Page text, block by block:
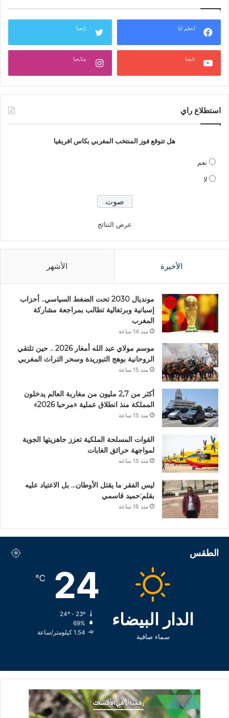
انظم لنا تابعنا
تابعنا متابعنا
استطلاع راي
هل تتوقع فوز المنتخب المغربي بكاس افريقيا
نعم
لا
عرض النتائج
الأخيرة الأشهر
مونديال 2030 تحت الضغط السياسي.. أحزاب
إسبانية وبرتغالية تطالب بمراجعة مشاركة
المغرب
منذ 14 ساعة
موسم مولاي عبد الله أمغار 2026 .. حين تلتقي
الروحانية بوهج التبوريدة وسحر التراث المغربي
منذ 15 ساعة
أكثر من 2,7 مليون من مغاربة العالم يدخلون
المملكة منذ انطلاق عملية «مرحبا 2026»
منذ 15 ساعة
القوات المسلحة الملكية تعزز جاهزيتها الجوية
لمواجهة حرائق الغابات
منذ 15 ساعة
ليس الفقر ما يقتل الأوطان… بل الاعتياد عليه
بقلم:حميد قاسمي
منذ 16 ساعة
الطقس
الدار البيضاء
سماء صافية
24
℃
69%
1.54 كيلومتر/ساعة